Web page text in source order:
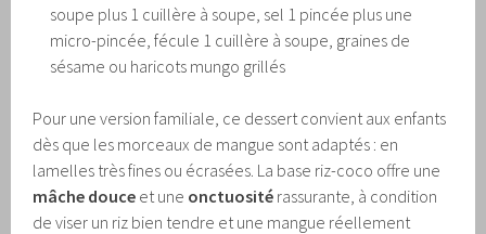
soupe plus 1 cuillère à soupe, sel 1 pincée plus une
micro-pincée, fécule 1 cuillère à soupe, graines de
sésame ou haricots mungo grillés
Pour une version familiale, ce dessert convient aux enfants
dès que les morceaux de mangue sont adaptés : en
lamelles très fines ou écrasées. La base riz-coco offre une
mâche douce et une onctuosité rassurante, à condition
de viser un riz bien tendre et une mangue réellement